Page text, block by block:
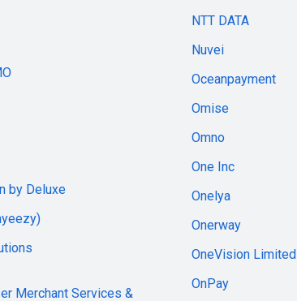
by Deluxe
Merchant Services &
NTT DATA
Nuvei
Oceanpayment
Omise
Omno
One Inc
Onelya
Onerway
OneVision Limited
OnPay